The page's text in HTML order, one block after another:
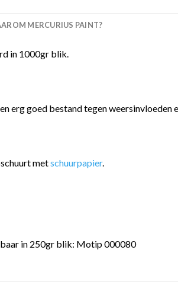
MERCURIUS PAINT?
in 1000gr blik.
erg goed bestand tegen weersinvloeden
metschuurpapier.
in 250gr blik: Motip 000080